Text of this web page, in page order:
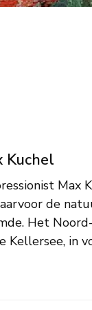
Kuchel
Max
de
Het
Kellersee, in
even buiten
en